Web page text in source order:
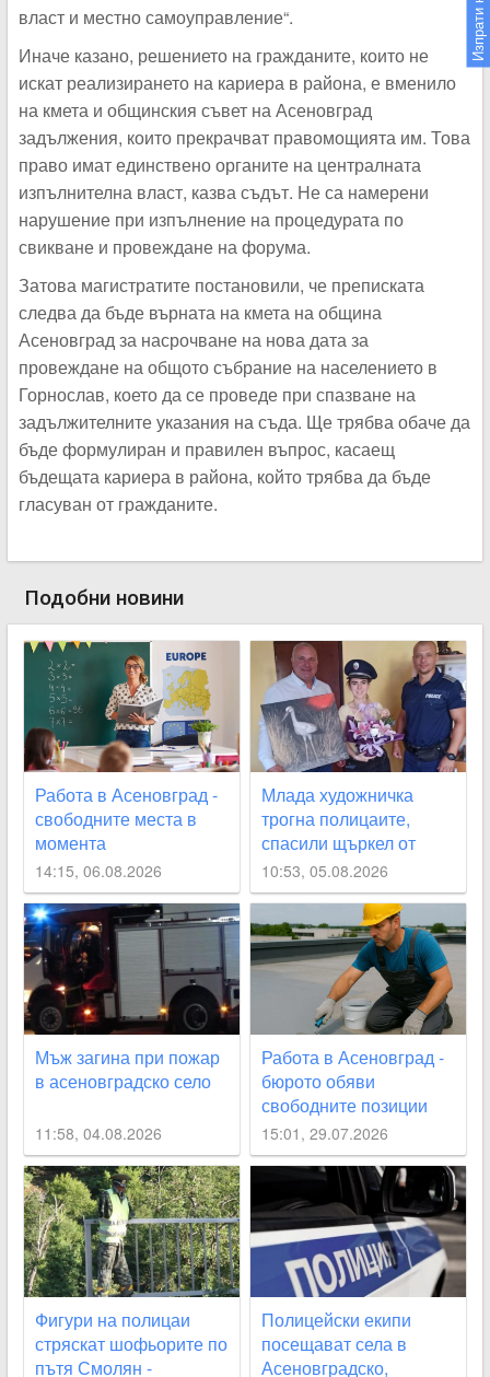
власт и местно самоуправление“.
Иначе казано, решението на гражданите, които не
искат реализирането на кариера в района, е вменило
на кмета и общинския съвет на Асеновград
задължения, които прекрачват правомощията им. Това
право имат единствено органите на централната
изпълнителна власт, казва съдът. Не са намерени
нарушение при изпълнение на процедурата по
свикване и провеждане на форума.
Затова магистратите постановили, че преписката
следва да бъде върната на кмета на община
Асеновград за насрочване на нова дата за
провеждане на общото събрание на населението в
Горнослав, което да се проведе при спазване на
задължителните указания на съда. Ще трябва обаче да
бъде формулиран и правилен въпрос, касаещ
бъдещата кариера в района, който трябва да бъде
гласуван от гражданите.
Подобни новини
Работа в Асеновград -
свободните места в
момента
14:15, 06.08.2026
Млада художничка
трогна полицаите,
спасили щъркел от
огнения ад край
Асеновград
10:53, 05.08.2026
Мъж загина при пожар
в асеновградско село
11:58, 04.08.2026
Работа в Асеновград -
бюрото обяви
свободните позиции
15:01, 29.07.2026
Фигури на полицаи
стряскат шофьорите по
пътя Смолян -
Полицейски екипи
посещават села в
Асеновградско,